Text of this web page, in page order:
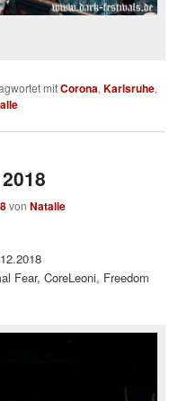
mitCorona,Karlsruhe,
vonNatalie
Fear, CoreLeoni, Freedom